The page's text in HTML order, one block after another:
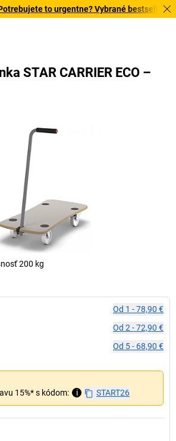
to urgentne? Vybrané bestsellery
STAR CARRIER ECO –
200 kg
Od 1 -78,90 €
Od 2 -72,90 €
Od 5- 68,90 €
15%* s kódom:
i START26